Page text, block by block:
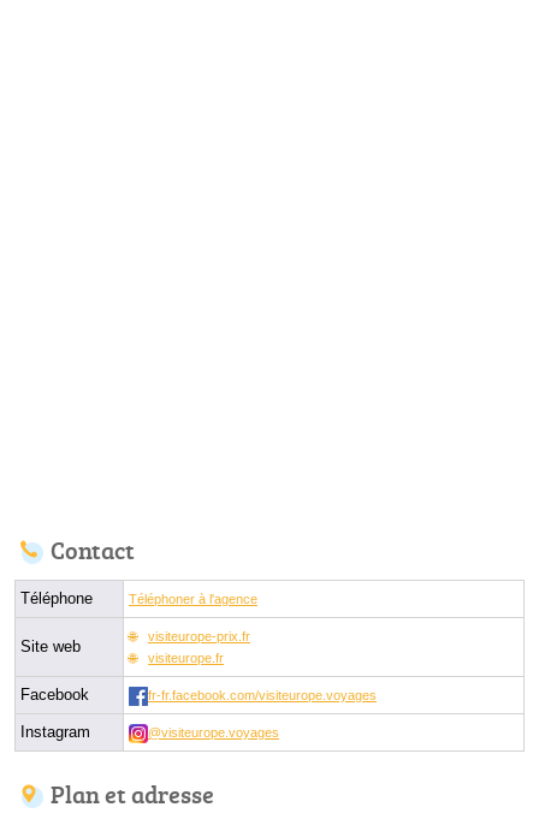
Contact
Téléphone Téléphoner à l'agence
Site web
visiteurope-prix.fr
visiteurope.fr
Facebook fr-fr.facebook.com/visiteurope.voyages
Instagram @visiteurope.voyages
Plan et adresse